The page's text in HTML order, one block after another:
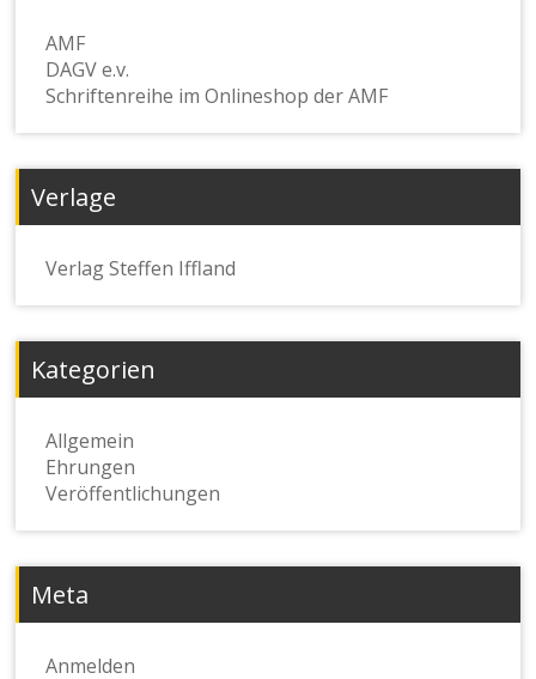
AMF
DAGV e.v.
Schriftenreihe im Onlineshop der AMF
Verlage
Verlag Steffen Iffland
Kategorien
Allgemein
Ehrungen
Veröffentlichungen
Meta
Anmelden